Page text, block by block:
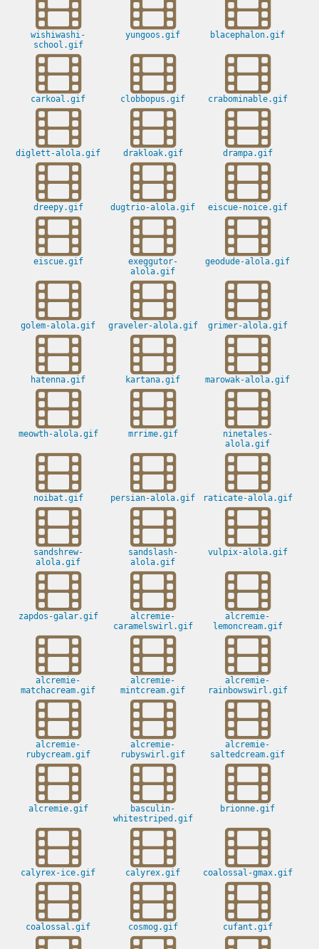
wishiwashi-
school.gif
yungoos.gif blacephalon.gif
carkoal.gif clobbopus.gif crabominable.gif
diglett-alola.gif drakloak.gif drampa.gif
dreepy.gif dugtrio-alola.gif eiscue-noice.gif
eiscue.gif
exeggutor-
alola.gif
geodude-alola.gif
golem-alola.gif graveler-alola.gif grimer-alola.gif
hatenna.gif kartana.gif marowak-alola.gif
meowth-alola.gif mrrime.gif
ninetales-
alola.gif
noibat.gif persian-alola.gif raticate-alola.gif
sandshrew-
alola.gif
sandslash-
alola.gif
vulpix-alola.gif
zapdos-galar.gif
alcremie-
caramelswirl.gif
alcremie-
lemoncream.gif
alcremie-
matchacream.gif
alcremie-
mintcream.gif
alcremie-
rainbowswirl.gif
alcremie-
rubycream.gif
alcremie-
rubyswirl.gif
alcremie-
saltedcream.gif
alcremie.gif
basculin-
whitestriped.gif
brionne.gif
calyrex-ice.gif calyrex.gif coalossal-gmax.gif
coalossal.gif cosmog.gif cufant.gif